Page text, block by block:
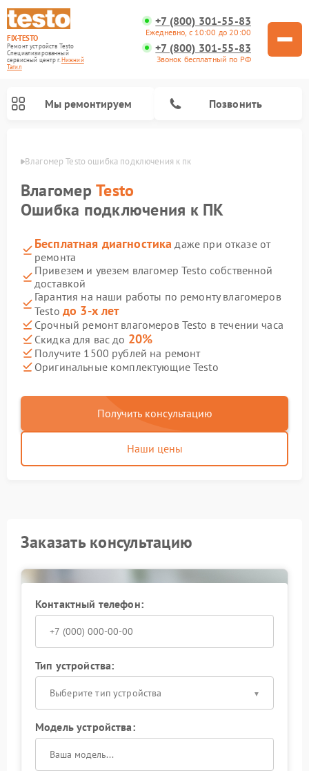
FIX-TESTO
Ремонт устройств Testo
Специализированный
cервисный центр г.Нижний
Тагил
+7 (800) 301-55-83
Ежедневно, с 10:00 до 20:00
+7 (800) 301-55-83
Звонок бесплатный по РФ
Мы ремонтируем Позвонить
Влагомер Testo ошибка подключения к пк
ВлагомерTesto
Ошибка подключения к ПК
Бесплатная диагностика даже при отказе от
ремонта
Привезем и увезем влагомер Testo собственной
доставкой
Гарантия на наши работы по ремонту влагомеров
Testo до 3-х лет
Срочный ремонт влагомеров Testo в течении часа
Скидка для вас до 20%
Получите 1500 рублей на ремонт
Оригинальные комплектующие Testo
Получить консультацию
Наши цены
Заказать консультацию
Контактный телефон:
Тип устройства:
Выберите тип устройства
Модель устройства: